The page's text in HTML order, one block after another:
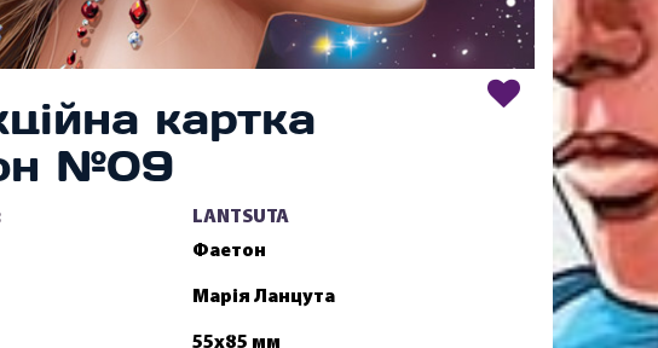
картка
№09
LANTSUTA
Фаетон
Марія Ланцута
55x85 мм